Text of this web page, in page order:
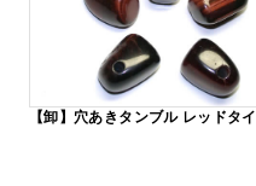
【卸】穴あきタンブル レッド